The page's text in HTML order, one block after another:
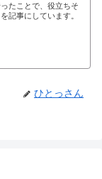
たことで、役立ちそ
記事にしています。
ひとっさん